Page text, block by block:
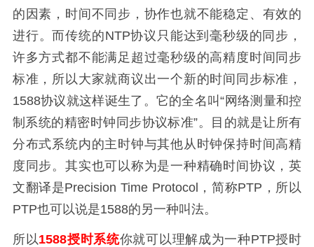
的因素，时间不同步，协作也就不能稳定、有效的
进行。而传统的NTP协议只能达到毫秒级的同步，
许多方式都不能满足超过毫秒级的高精度时间同步
标准，所以大家就商议出一个新的时间同步标准，
1588协议就这样诞生了。它的全名叫“网络测量和控
制系统的精密时钟同步协议标准”。目的就是让所有
分布式系统内的主时钟与其他从时钟保持时间高精
度同步。其实也可以称为是一种精确时间协议，英
文翻译是Precision Time Protocol，简称PTP，所以
PTP也可以说是1588的另一种叫法。
所以1588授时系统你就可以理解成为一种PTP授时